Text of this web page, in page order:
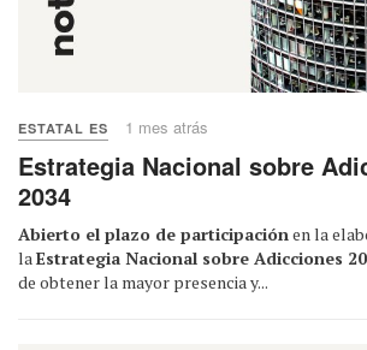
ESTATAL ES 1 mes atrás
Estrategia Nacional sobre
2034
Abierto el plazo de participaciónen la
laEstrategia Nacional sobre Adicciones
de obtener la mayor presencia y...